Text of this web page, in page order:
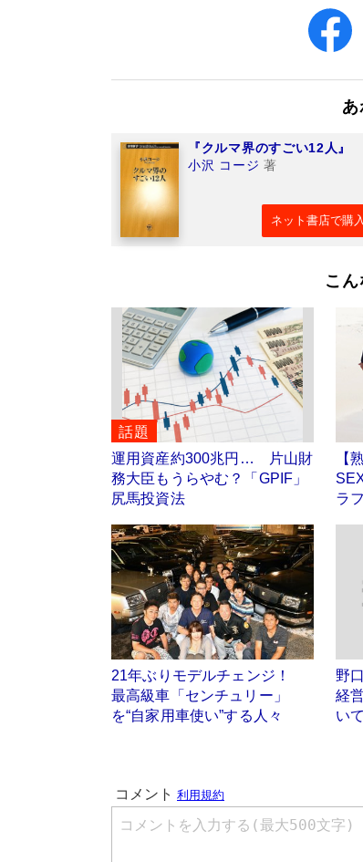
『クルマ界のすごい12人』
小沢 コージ 著
ネット書店で購
こ
話題
運用資産約300兆円… 片山財
務大臣もうらやむ？「GPIF」
尻馬投資法
【
ラ
21年ぶりモデルチェンジ！
最高級車「センチュリー」
を“自家用車使い”する人々
野
経
い